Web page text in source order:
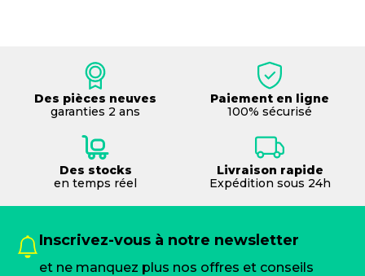
Des pièces neuves
garanties 2 ans
Paiement en ligne
100% sécurisé
Des stocks
en temps réel
Livraison rapide
Expédition sous 24h
Inscrivez-vous à notre newsletter
et ne manquez plus nos offres et conseils